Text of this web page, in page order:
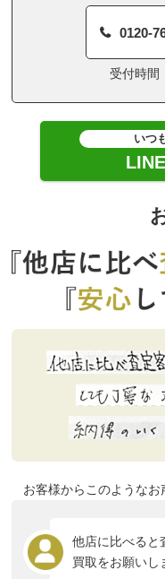
0120-
受付時間
いつ
お客様からこのような
他店に比べると
買取をお願いし